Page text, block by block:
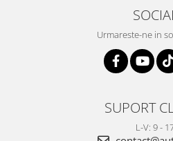
Urmareste-ne in
SUPORT
L-V: 9 -